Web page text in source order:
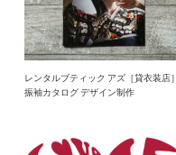
レンタルブティック アズ［貸衣装店］
振袖カタログ デザイン制作